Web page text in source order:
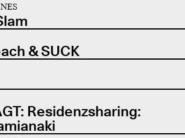
& SUCK
Residenzsharing: